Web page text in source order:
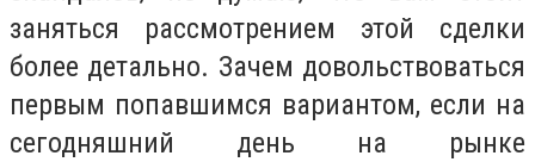
заняться рассмотрением этой сделки
более детально. Зачем довольствоваться
первым попавшимся вариантом, если на
сегодняшний день на рынке